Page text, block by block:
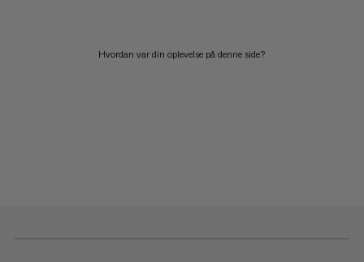
Hvordan var din oplevelse på denne side?